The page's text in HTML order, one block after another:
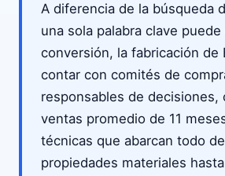
A diferencia de la búsqueda
una sola palabra clave
conversión, la fabricación de
contar con comités de
responsables de decisiones,
ventas promedio de 11
técnicas que abarcan todo
propiedades materiales hasta